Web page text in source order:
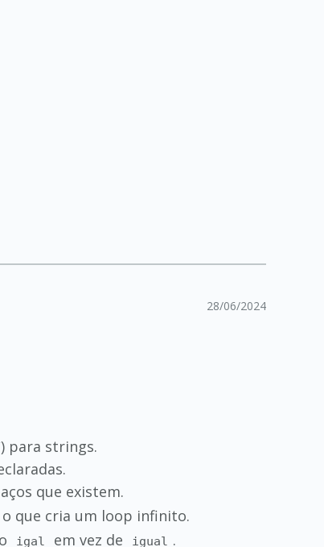
28/06/2024
para strings.
que existem.
que cria um loop infinito.
igal em vez de igual .